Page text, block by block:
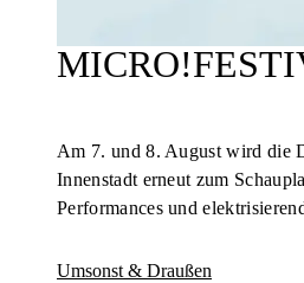
Am 7. und 8. August wird die
Innenstadt erneut zum
Performances und
Umsonst & Draußen